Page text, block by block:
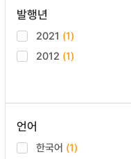
발행년
2021 (1)
2012 (1)
언어
한국어 (1)